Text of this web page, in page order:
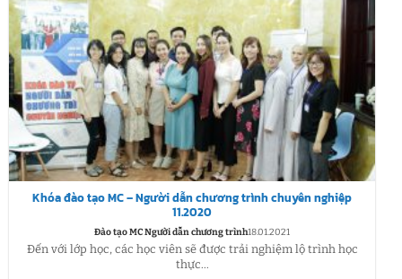
Khóa đào tạo MC – Người dẫn chương trình chuyên nghiệp
11.2020
Đào tạo MC Người dẫn chương trình18.01.2021
Đến với lớp học, các học viên sẽ được trải nghiệm lộ trình học
thực...